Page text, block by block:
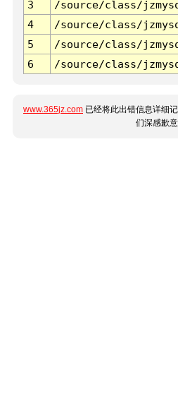
3 /source/class/
4
/source/class/
5
/source/class/
6
/source/class/
www.365jz.com 已经将此出错信息详细
们深感歉